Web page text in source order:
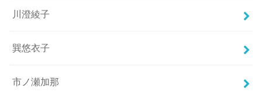
川澄綾子
巽悠衣子
市ノ瀬加那